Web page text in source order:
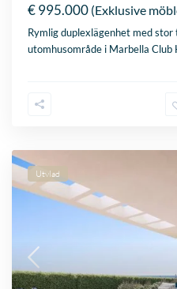
Estepona
Utvlad
Capri: Markplanslägenhet med
trädgård Denna vackra lägenh...